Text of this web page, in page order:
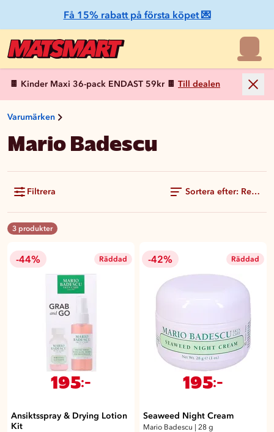
Få 15% rabatt på första köpet 💌
🍫 Kinder Maxi 36-pack ENDAST 59kr 🍫 Till dealen
Varumärken
Mario Badescu
Filtrera Sortera efter:
3 produkter
-44% Räddad
195:-
Ansiktsspray & Drying Lotion
Kit
-42% Räddad
195:-
Seaweed Night Cream
Mario Badescu 28 g